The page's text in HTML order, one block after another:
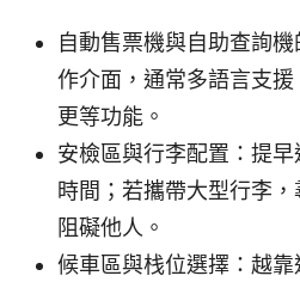
自動售票機與自助查詢
作介面，通常多語言支
更等功能。
安檢區與行李配置：提
時間；若攜帶大型行李
阻礙他人。
候車區與栈位選擇：越